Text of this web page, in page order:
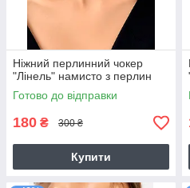
Ніжний перлинний чокер
"Лінель" намисто з перлин
Готово до відправки
180 ₴ 300 ₴
Купити